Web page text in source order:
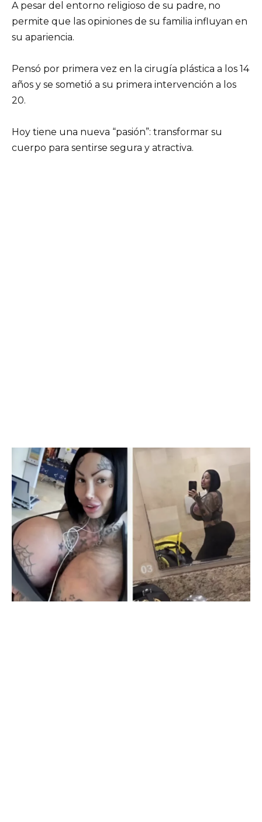
A pesar del entorno religioso de su padre, no
permite que las opiniones de su familia influyan en
su apariencia.
Pensó por primera vez en la cirugía plástica a los 14
años y se sometió a su primera intervención a los
20.
Hoy tiene una nueva “pasión”: transformar su
cuerpo para sentirse segura y atractiva.